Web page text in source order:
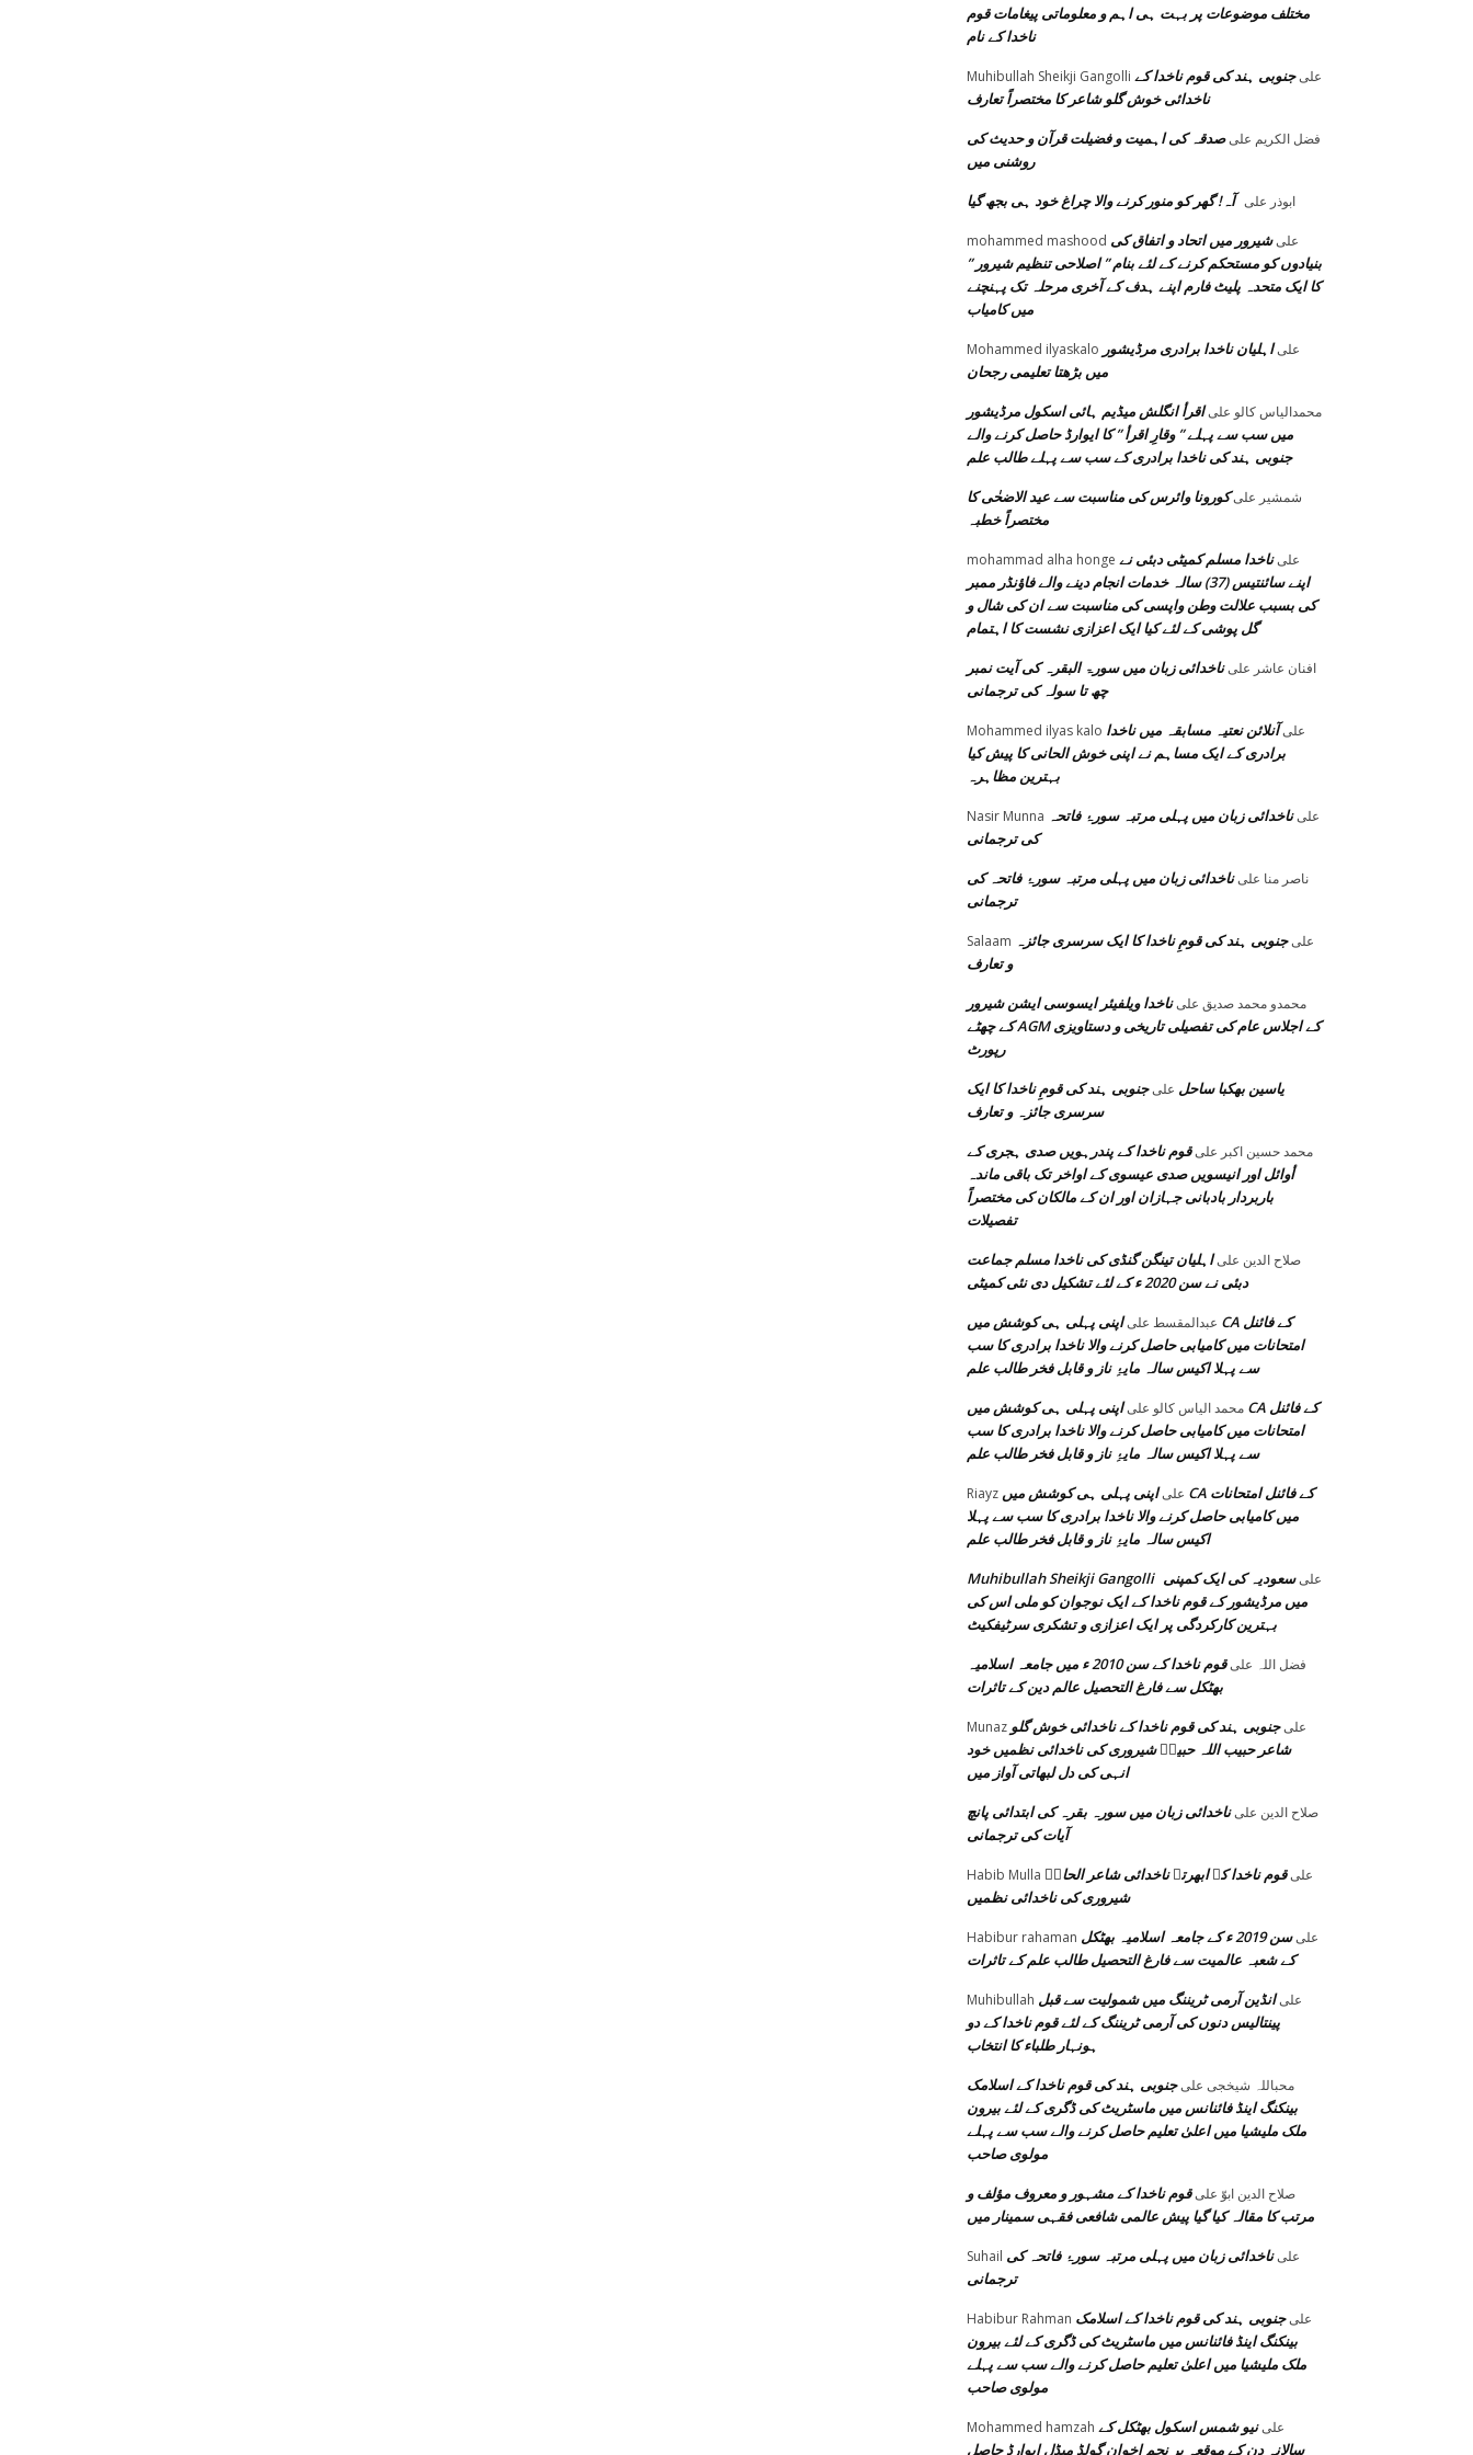
مختلف موضوعات پر بہت ہی اہم و معلوماتی پیغامات قوم
ناخدا کے نام
Muhibullah Sheikji Gangolli علىجنوبی ہند کی قوم ناخدا کے
ناخدائی خوش گلو شاعر کا مختصراً تعارف
فضل الكريم علىصدقہ کی اہمیت و فضیلت قرآن و حدیث کی
روشنی میں
ابوذر على آہ! گھر کو منور کرنے والا چراغ خود ہی بجھ گیا
mohammed mashood علىشیرور میں اتحاد و اتفاق کی
بنیادوں کو مستحکم کرنے کے لئے بنام ” اصلاحی تنظیم شیرور ”
کا ایک متحدہ پلیٹ فارم اپنے ہدف کے آخری مرحلہ تک پہنچنے
میں کامیاب
Mohammed ilyaskalo علىاہلیان ناخدا برادری مرڈیشور
میں بڑھتا تعلیمی رجحان
محمدالیاس کالو علىاقرأ انگلش میڈیم ہائی اسکول مرڈیشور
میں سب سے پہلے ” وقارِ اقرأ ” کا ایوارڈ حاصل کرنے والے
جنوبی ہند کی ناخدا برادری کے سب سے پہلے طالب علم
شمشیر علىکورونا وائرس کی مناسبت سے عید الاضحٰی کا
مختصراً خطبہ
mohammad alha honge علىناخدا مسلم کمیٹی دبئی نے
اپنے سائنتیس (37) سالہ خدمات انجام دینے والے فاؤنڈر ممبر
کی بسبب علالت وطن واپسی کی مناسبت سے ان کی شال و
گل پوشی کے لئے کیا ایک اعزازی نشست کا اہتمام
افنان عاشر علىناخدائی زبان میں سورۃ البقرہ کی آیت نمبر
چھ تا سولہ کی ترجمانی
Mohammed ilyas kalo علىآنلائن نعتیہ مسابقہ میں ناخدا
برادری کے ایک مساہم نے اپنی خوش الحانی کا پیش کیا
بہترین مظاہرہ
Nasir Munna علىناخدائی زبان میں پہلی مرتبہ سورۂ فاتحہ
کی ترجمانی
ناصر منا علىناخدائی زبان میں پہلی مرتبہ سورۂ فاتحہ کی
ترجمانی
Salaam علىجنوبی ہند کی قومِ ناخدا کا ایک سرسری جائزہ
و تعارف
محمدو محمد صدیق علىناخدا ویلفیئر ایسوسی ایشن شیرور
کے چھٹے AGM کے اجلاس عام کی تفصیلی تاریخی و دستاویزی
رپورٹ
یاسین بھکبا ساحل علىجنوبی ہند کی قومِ ناخدا کا ایک
سرسری جائزہ و تعارف
محمد حسين اكبر علىقوم ناخدا کے پندرہویں صدی ہجری کے
أوائل اور انیسویں صدی عیسوی کے اواخر تک باقی ماندہ
باربردار بادبانی جہازان اور ان کے مالکان کی مختصراً
تفصیلات
صلاح الدین علىاہلیان تینگن گنڈی کی ناخدا مسلم جماعت
دبئی نے سن 2020 ء کے لئے تشکیل دی نئی کمیٹی
عبدالمقسط علىاپنی پہلی ہی کوشش میں CA کے فائنل
امتحانات میں کامیابی حاصل کرنے والا ناخدا برادری کا سب
سے پہلا اکیس سالہ مایۂِ ناز و قابل فخر طالب علم
محمد الیاس کالو علىاپنی پہلی ہی کوشش میں CA کے فائنل
امتحانات میں کامیابی حاصل کرنے والا ناخدا برادری کا سب
سے پہلا اکیس سالہ مایۂِ ناز و قابل فخر طالب علم
Riayz علىاپنی پہلی ہی کوشش میں CA کے فائنل امتحانات
میں کامیابی حاصل کرنے والا ناخدا برادری کا سب سے پہلا
اکیس سالہ مایۂِ ناز و قابل فخر طالب علم
Muhibullah Sheikji Gangolli
علىسعودیہ کی ایک کمپنی
میں مرڈیشور کے قوم ناخدا کے ایک نوجوان کو ملی اس کی
بہترین کارکردگی پر ایک اعزازی و تشکری سرٹیفکیٹ
فضل اللہ على
قوم ناخدا کے سن 2010 ء میں جامعہ اسلامیہ
بھٹکل سے فارغ التحصیل عالم دین کے تاثرات
Munaz علىجنوبی ہند کی قوم ناخدا کے ناخدائی خوش گلو
شاعر حبیب اللہ حبیبؔ شیروری کی ناخدائی نظمیں خود
انہی کی دل لبھاتی آواز میں
صلاح الدین علىناخدائی زبان میں سورہ بقرہ کی ابتدائی پانچ
آیات کی ترجمانی
Habib Mulla علىقوم ناخدا کے ابھرتے ناخدائی شاعر الحاحؔ
شیروری کی ناخدائی نظمیں
Habibur rahaman على
سن 2019 ء کے جامعہ اسلامیہ بھٹکل
کے شعبہ عالمیت سے فارغ التحصیل طالب علم کے تاثرات
Muhibullah علىانڈین آرمی ٹریننگ میں شمولیت سے قبل
پینتالیس دنوں کی آرمی ٹریننگ کے لئے قوم ناخدا کے دو
ہونہار طلباء کا انتخاب
محباللہ شیخجی علىجنوبی ہند کی قوم ناخدا کے اسلامک
بینکنگ اینڈ فائنانس میں ماسٹریٹ کی ڈگری کے لئے بیرون
ملک ملیشیا میں اعلیٰ تعلیم حاصل کرنے والے سب سے پہلے
مولوی صاحب
صلاح الدین ابوّ علىقوم ناخدا کے مشہور و معروف مؤلف و
مرتب کا مقالہ کیا گیا پیش عالمی شافعی فقہی سمینار میں
Suhail علىناخدائی زبان میں پہلی مرتبہ سورۂ فاتحہ کی
ترجمانی
Habibur Rahman علىجنوبی ہند کی قوم ناخدا کے اسلامک
بینکنگ اینڈ فائنانس میں ماسٹریٹ کی ڈگری کے لئے بیرون
ملک ملیشیا میں اعلیٰ تعلیم حاصل کرنے والے سب سے پہلے
مولوی صاحب
Mohammed hamzah علىنیو شمس اسکول بھٹکل کے
سالانہ دن کے موقعہ پر نجم اخوان گولڈ میڈل ایوارڈ حاصل